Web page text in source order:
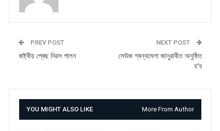
PREV POST
ৰাষ্ট্ৰীয় প্ৰেছ দিৱস পালন
NEXT POST
সেউজ গ্ৰন্থমেলা জানুৱাৰীত অনুষ্ঠিত
হ’ব
YOU MIGHT ALSO LIKE More From Author